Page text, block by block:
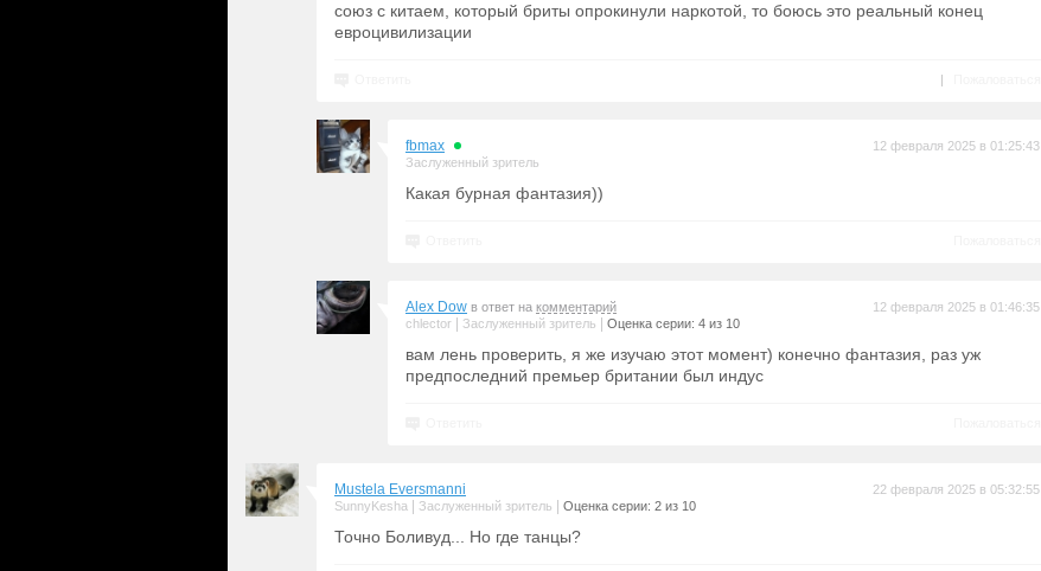
союз с китаем, который бриты опрокинули наркотой, то боюсь это реальный конец
евроцивилизации
|
fbmax
Заслуженный зритель
12 февраля 2025 в 01:25:43
Какая бурная фантазия))
Alex Dow в ответ на комментарий
chlector
Заслуженный зритель Оценка серии: 4 из 10
12 февраля 2025 в 01:46:35
вам лень проверить, я же изучаю этот момент) конечно фантазия, раз уж
предпоследний премьер британии был индус
Mustela Eversmanni
SunnyKesha Заслуженный зритель Оценка серии: 2 из 10
22 февраля 2025 в 05:32:55
Точно Боливуд... Но где танцы?